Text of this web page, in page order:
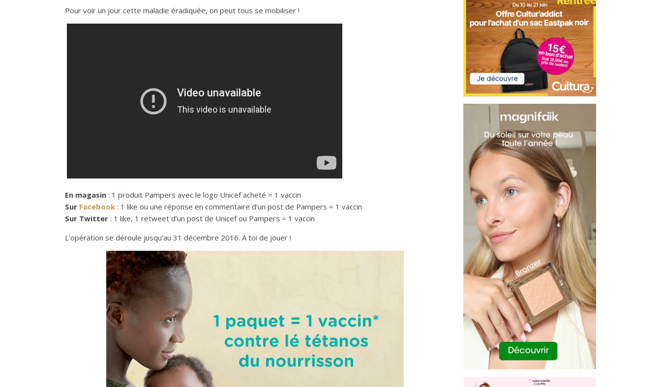
Pour voir un jour cette maladie éradiquée, on peut tous se mobiliser !
En magasin : 1 produit Pampers avec le logo Unicef acheté = 1 vaccin
Sur Facebook : 1 like ou une réponse en commentaire d’un post de Pampers = 1 vaccin
Sur Twitter : 1 like, 1 retweet d’un post de Unicef ou Pampers = 1 vaccin
L’opération se déroule jusqu’au 31 décembre 2016. A toi de jouer !